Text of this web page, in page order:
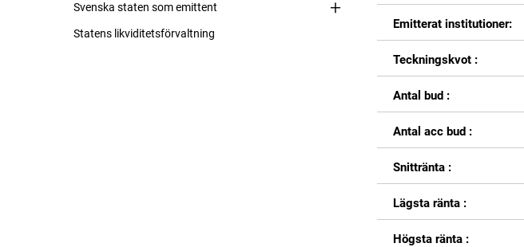
Svenska staten som emittent
Statens likviditetsförvaltning
Emitterat institutioner:
Teckningskvot :
Antal bud :
Antal acc bud :
Snittränta :
Lägsta ränta :
Högsta ränta :